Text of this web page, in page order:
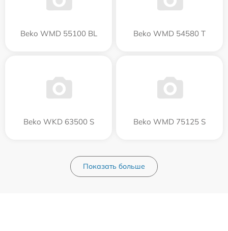
Beko WMD 55100 BL Beko WMD 54580 T
Beko WKD 63500 S Beko WMD 75125 S
Показать больше